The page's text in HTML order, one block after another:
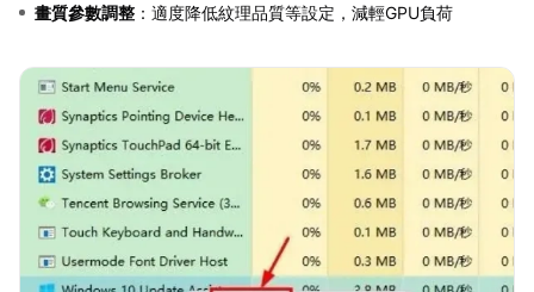
畫質參數調整 ：適度降低紋理品質等設定，減輕GPU負荷